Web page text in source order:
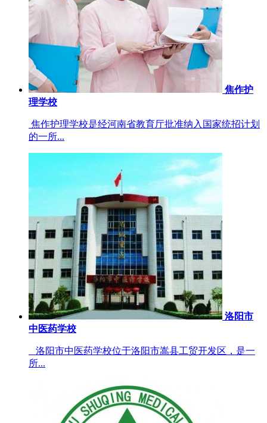
焦作护
理学校
焦作护理学校是经河南省教育厅批准纳入国家统招计划
的一所...
洛阳市
中医药学校
洛阳市中医药学校位于洛阳市嵩县工贸开发区，是一
所...